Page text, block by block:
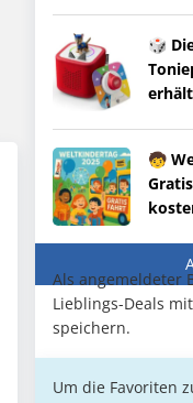
🎲
🧒
Als angemeldeter
Lieblings-Deals
speichern.
Um die Favoriten